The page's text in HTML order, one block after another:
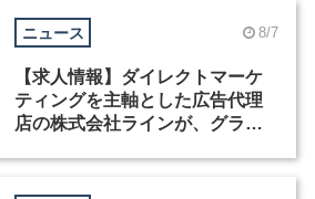
ニュース 8/7
【求人情報】ダイレクトマーケ
ティングを主軸とした広告代理
店の株式会社ラインが、グラフ